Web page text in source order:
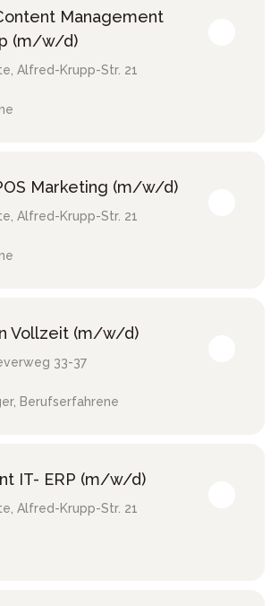
Management
(m/w/d)
, Alfred-Krupp-Str. 21
Marketing (m/w/d)
, Alfred-Krupp-Str. 21
Vollzeit (m/w/d)
33-37
Berufserfahrene
IT- ERP (m/w/d)
, Alfred-Krupp-Str. 21